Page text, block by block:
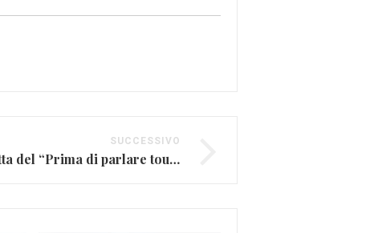
SUCCESSIVO
Nek, ecco la scaletta del “Prima di parlare tour”